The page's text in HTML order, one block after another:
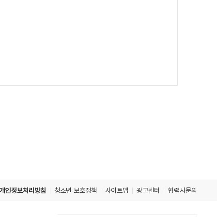
개인정보처리방침 청소년 보호정책 사이트맵 광고센터 협력사문의